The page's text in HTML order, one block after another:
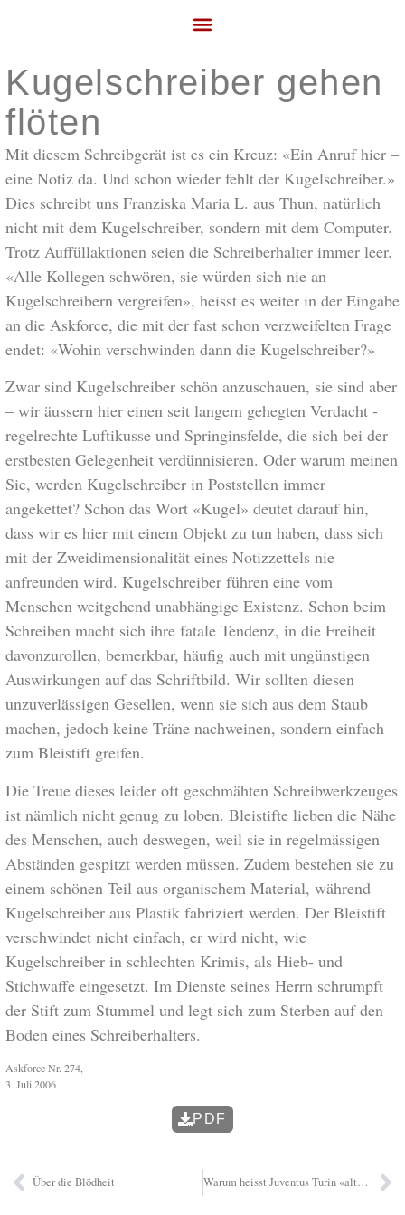
Kugelschreiber gehen
flöten
Mit diesem Schreibgerät ist es ein Kreuz: «Ein Anruf hier –
eine Notiz da. Und schon wieder fehlt der Kugelschreiber.»
Dies schreibt uns Franziska Maria L. aus Thun, natürlich
nicht mit dem Kugelschreiber, sondern mit dem Computer.
Trotz Auffüllaktionen seien die Schreiberhalter immer leer.
«Alle Kollegen schwören, sie würden sich nie an
Kugelschreibern vergreifen», heisst es weiter in der Eingabe
an die Askforce, die mit der fast schon verzweifelten Frage
endet: «Wohin verschwinden dann die Kugelschreiber?»
Zwar sind Kugelschreiber schön anzuschauen, sie sind aber
– wir äussern hier einen seit langem gehegten Verdacht ­
regelrechte Luftikusse und Springinsfelde, die sich bei der
erstbesten Gelegenheit verdünnisieren. Oder warum meinen
Sie, werden Kugelschreiber in Poststellen immer
angekettet? Schon das Wort «Kugel» deutet darauf hin,
dass wir es hier mit einem Objekt zu tun haben, dass sich
mit der Zweidimensionalität eines Notizzettels nie
anfreunden wird. Kugelschreiber führen eine vom
Menschen weitgehend unabhängige Existenz. Schon beim
Schreiben macht sich ihre fatale Tendenz, in die Freiheit
davonzurollen, bemerkbar, häufig auch mit ungünstigen
Auswirkungen auf das Schriftbild. Wir sollten diesen
unzuverlässigen Gesellen, wenn sie sich aus dem Staub
machen, jedoch keine Träne nachweinen, sondern einfach
zum Bleistift greifen.
Die Treue dieses leider oft geschmähten Schreibwerkzeuges
ist nämlich nicht genug zu loben. Bleistifte lieben die Nähe
des Menschen, auch deswegen, weil sie in regelmässigen
Abständen gespitzt werden müssen. Zudem bestehen sie zu
einem schönen Teil aus organischem Material, während
Kugelschreiber aus Plastik fabriziert werden. Der Bleistift
verschwindet nicht einfach, er wird nicht, wie
Kugelschreiber in schlechten Krimis, als Hieb- und
Stichwaffe eingesetzt. Im Dienste seines Herrn schrumpft
der Stift zum Stummel und legt sich zum Sterben auf den
Boden eines Schreiberhalters.
Askforce Nr. 274,
3. Juli 2006
PDF
Über die Blödheit Warum heisst Juventus Turin «alte Dame»?